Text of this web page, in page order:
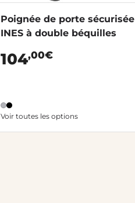
Poignée de porte sécurisée
INES à double béquilles
104,00€
Voir toutes les options